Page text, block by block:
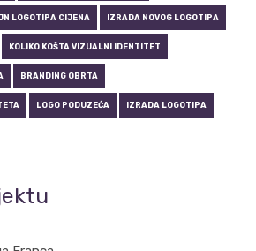
LOGOTIPA CIJENA IZRADA NOVOG LOGOTIPA
KOLIKO KOŠTA VIZUALNI IDENTITET
BRANDING OBRTA
LOGO PODUZEĆA IZRADA LOGOTIPA